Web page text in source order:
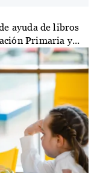
ayuda de libros
Primaria y...